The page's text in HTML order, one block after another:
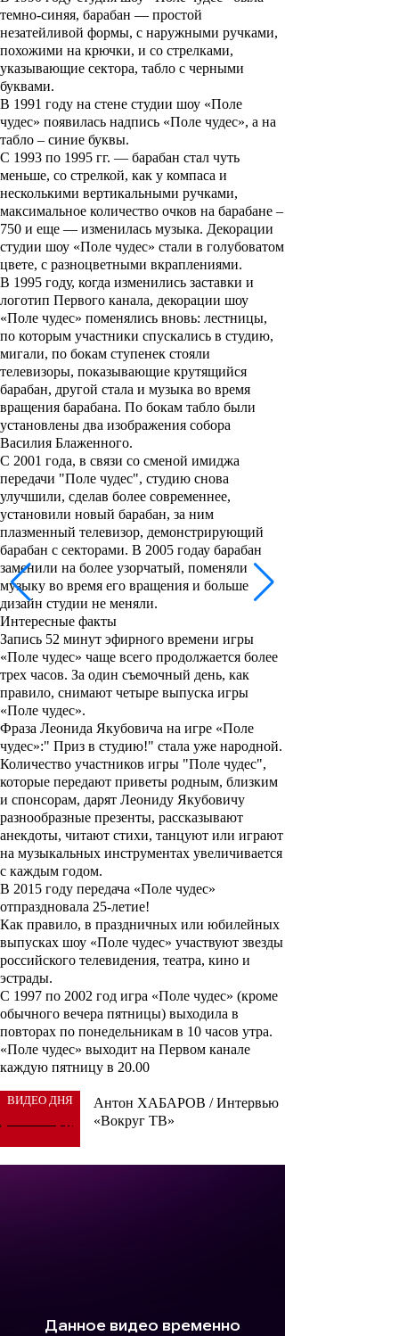
темно-синяя, барабан — простой
незатейливой формы, с наружными ручками,
похожими на крючки, и со стрелками,
указывающие сектора, табло с черными
буквами.
В 1991 году на стене студии шоу «Поле
чудес» появилась надпись «Поле чудес», а на
табло – синие буквы.
С 1993 по 1995 гг. — барабан стал чуть
меньше, со стрелкой, как у компаса и
несколькими вертикальными ручками,
максимальное количество очков на барабане –
750 и еще — изменилась музыка. Декорации
студии шоу «Поле чудес» стали в голубоватом
цвете, с разноцветными вкраплениями.
В 1995 году, когда изменились заставки и
логотип Первого канала, декорации шоу
«Поле чудес» поменялись вновь: лестницы,
по которым участники спускались в студию,
мигали, по бокам ступенек стояли
телевизоры, показывающие крутящийся
барабан, другой стала и музыка во время
вращения барабана. По бокам табло были
установлены два изображения собора
Василия Блаженного.
С 2001 года, в связи со сменой имиджа
передачи "Поле чудес", студию снова
улучшили, сделав более современнее,
установили новый барабан, за ним
плазменный телевизор, демонстрирующий
барабан с секторами. В 2005 годау барабан
заменили на более узорчатый, поменяли
музыку во время его вращения и больше
дизайн студии не меняли.
Интересные факты
Запись 52 минут эфирного времени игры
«Поле чудес» чаще всего продолжается более
трех часов. За один съемочный день, как
правило, снимают четыре выпуска игры
«Поле чудес».
Фраза Леонида Якубовича на игре «Поле
чудес»:" Приз в студию!" стала уже народной.
Количество участников игры "Поле чудес",
которые передают приветы родным, близким
и спонсорам, дарят Леониду Якубовичу
разнообразные презенты, рассказывают
анекдоты, читают стихи, танцуют или играют
на музыкальных инструментах увеличивается
с каждым годом.
В 2015 году передача «Поле чудес»
отпраздновала 25-летие!
Как правило, в праздничных или юбилейных
выпусках шоу «Поле чудес» участвуют звезды
российского телевидения, театра, кино и
эстрады.
С 1997 по 2002 год игра «Поле чудес» (кроме
обычного вечера пятницы) выходила в
повторах по понедельникам в 10 часов утра.
«Поле чудес» выходит на Первом канале
каждую пятницу в 20.00
ВИДЕО ДНЯ
Антон ХАБАРОВ / Интервью
«Вокруг ТВ»